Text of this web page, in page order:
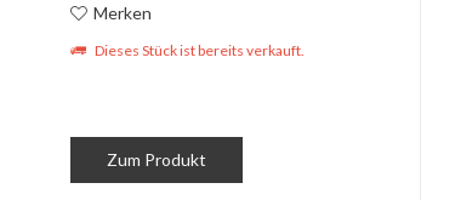
Merken
Dieses Stück ist bereits verkauft.
Zum Produkt